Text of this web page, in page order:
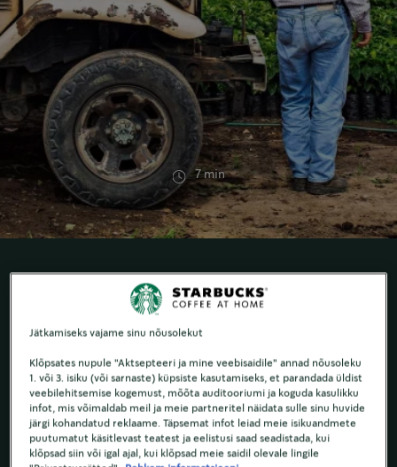
7 min
VIRTUAALTUUR
Tutvuge mõnede agronoomide ja
kohvikasvatajatega, kes töötavad selle nimel, et
muuta kohv jätkusuutlikuks, et saaksite kohvi
nautida ka tulevikus.
Jätkamiseks vajame sinu nõusolekut
Klõpsates nupule "Aktsepteeri ja mine veebisaidile" annad nõusoleku
1. või 3. isiku (või sarnaste) küpsiste kasutamiseks, et parandada üldist
veebilehitsemise kogemust, mõõta auditooriumi ja koguda kasulikku
infot, mis võimaldab meil ja meie partneritel näidata sulle sinu huvide
järgi kohandatud reklaame. Täpsemat infot leiad meie isikuandmete
puutumatut käsitlevast teatest ja eelistusi saad seadistada, kui
klõpsad siin või igal ajal, kui klõpsad meie saidil olevale lingile